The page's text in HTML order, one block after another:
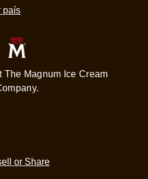
país
Magnum Ice Cream
or Share